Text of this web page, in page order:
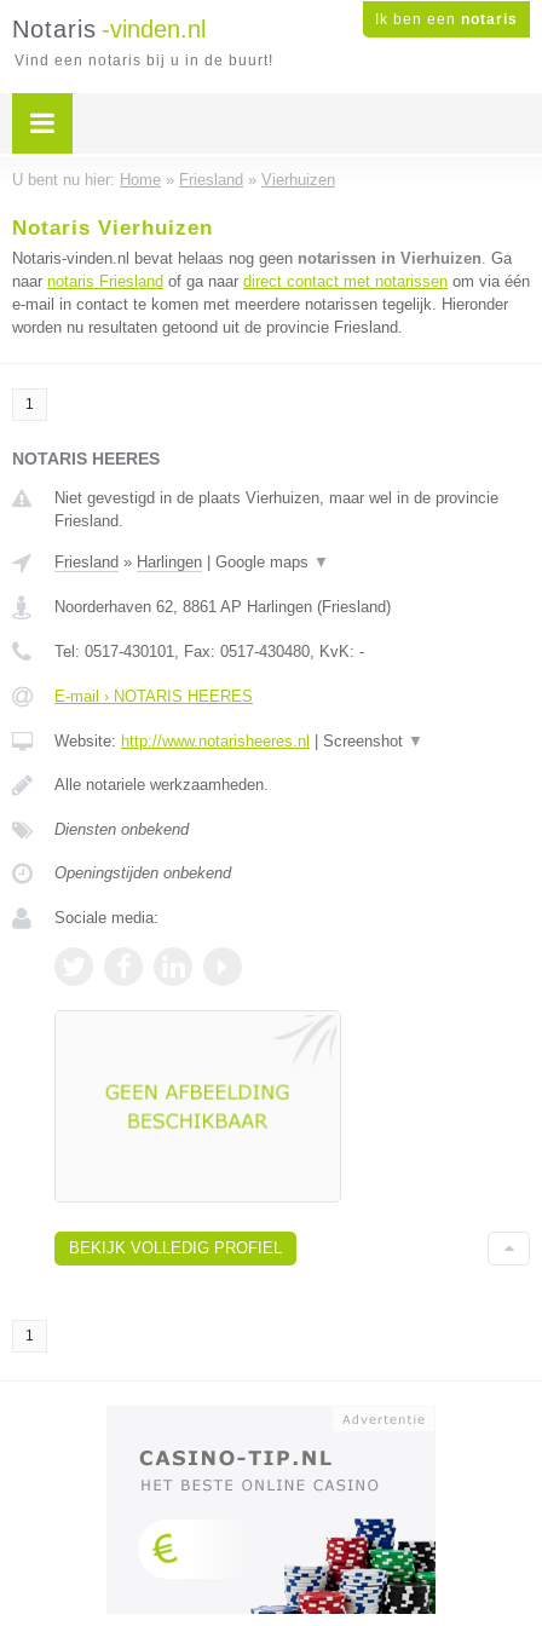
Ik ben een notaris
Notaris -vinden.nl
Vind een notaris bij u in de buurt!
U bent nu hier: Home » Friesland » Vierhuizen
Notaris Vierhuizen
Notaris-vinden.nl bevat helaas nog geen notarissen in Vierhuizen. Ga
naar notaris Friesland of ga naar direct contact met notarissen om via één
e-mail in contact te komen met meerdere notarissen tegelijk. Hieronder
worden nu resultaten getoond uit de provincie Friesland.
1
NOTARIS HEERES
Niet gevestigd in de plaats Vierhuizen, maar wel in de provincie
Friesland.
Friesland » Harlingen Google maps ▼
Noorderhaven 62, 8861 AP Harlingen (Friesland)
Tel: 0517-430101, Fax: 0517-430480, KvK: -
E-mail › NOTARIS HEERES
Website: http://www.notarisheeres.nl Screenshot ▼
Alle notariele werkzaamheden.
Diensten onbekend
Openingstijden onbekend
Sociale media:
BEKIJK VOLLEDIG PROFIEL
1